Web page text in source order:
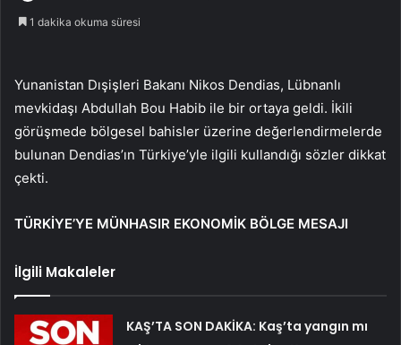
1 dakika okuma süresi
Yunanistan Dışişleri Bakanı Nikos Dendias, Lübnanlı
mevkidaşı Abdullah Bou Habib ile bir ortaya geldi. İkili
görüşmede bölgesel bahisler üzerine değerlendirmelerde
bulunan Dendias’ın Türkiye’yle ilgili kullandığı sözler dikkat
çekti.
TÜRKİYE’YE MÜNHASIR EKONOMİK BÖLGE MESAJI
İlgili Makaleler
KAŞ’TA SON DAKİKA: Kaş’ta yangın mı